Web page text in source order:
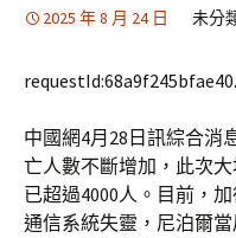
2025 年 8 月 24 日 未分
中國網4月28日訊綜合消
亡人數不斷增加，此次
已超過4000人。目前，
通信系統失靈，尼泊爾